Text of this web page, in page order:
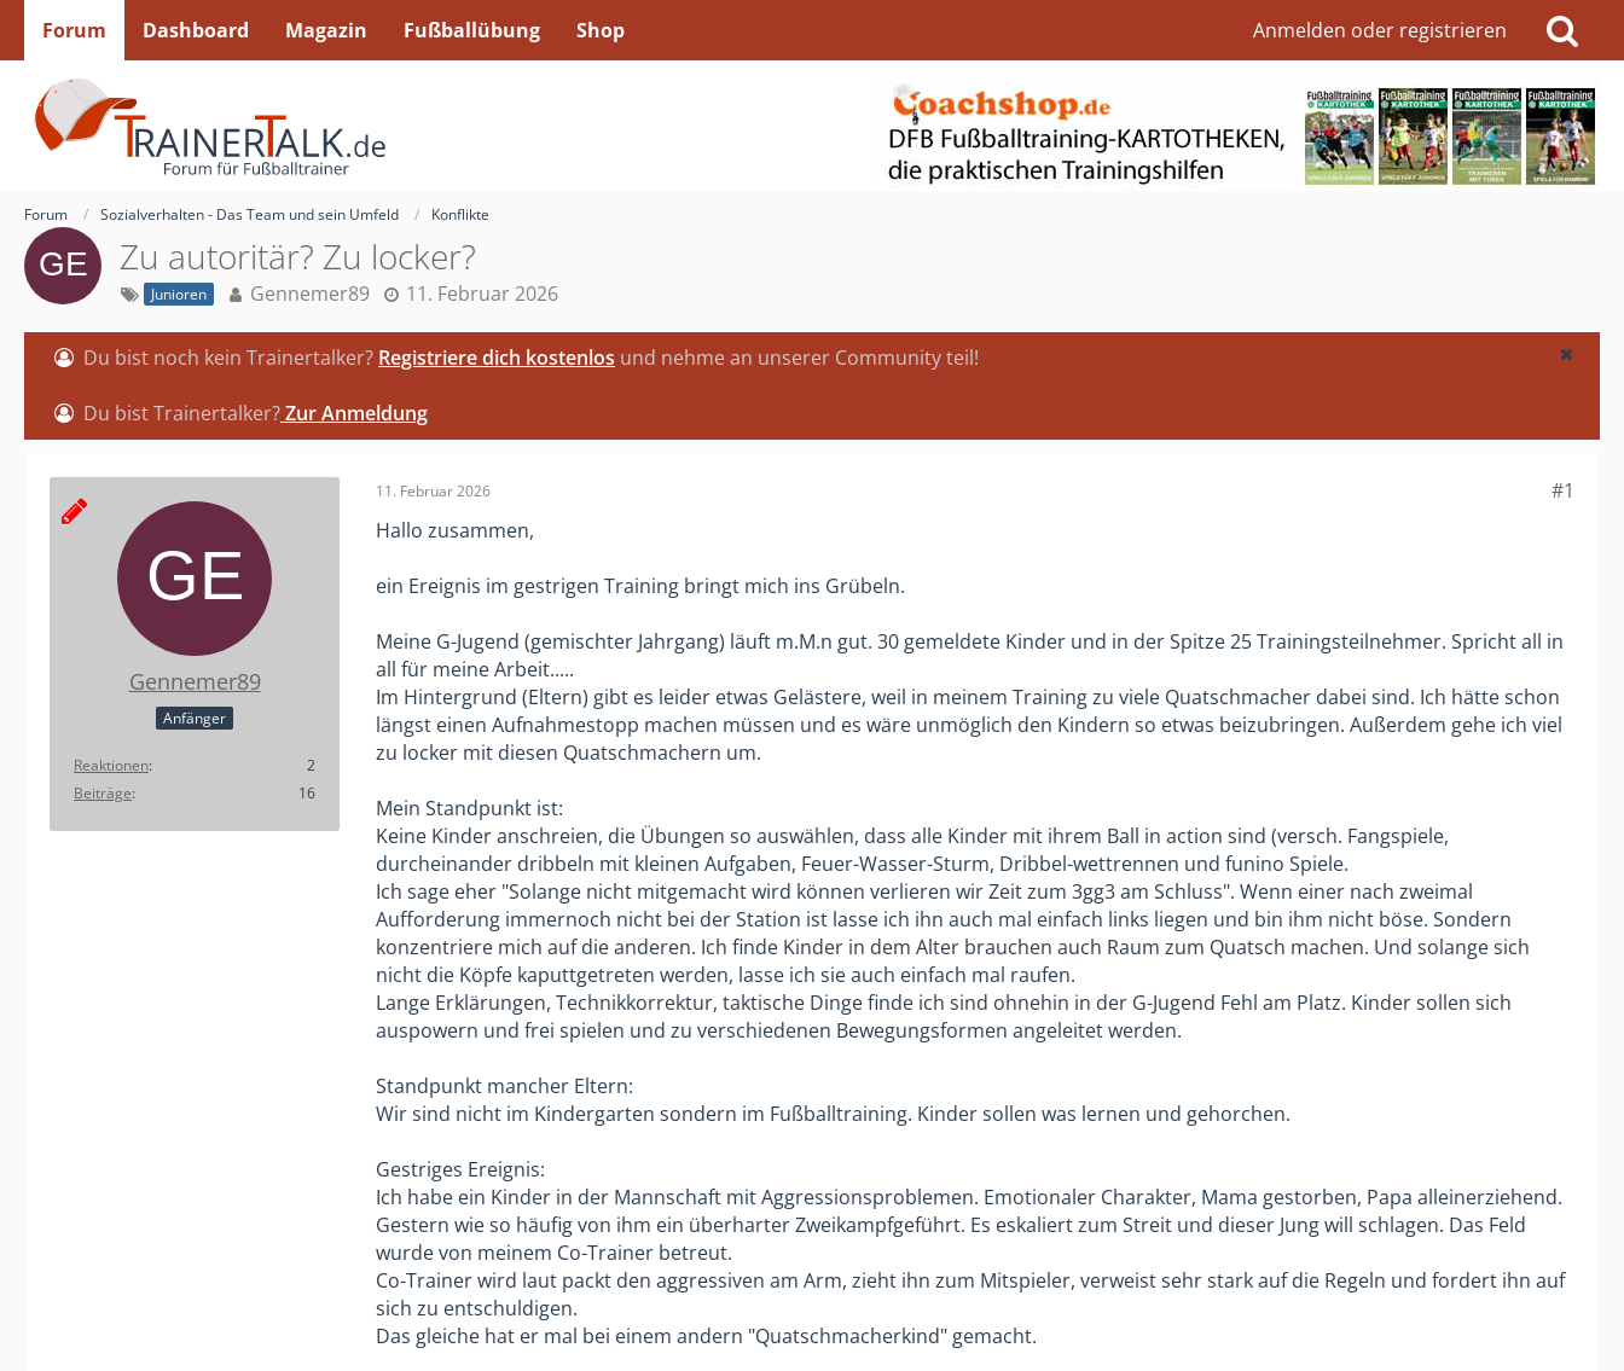
Forum Dashboard Magazin Fußballübung Shop Anmelden oder registrieren
Forum Sozialverhalten - Das Team und sein Umfeld Konflikte
Zu autoritär? Zu locker?
Junioren Gennemer89 11. Februar 2026
Du bist noch kein Trainertalker? Registriere dich kostenlos und nehme an unserer Community teil!
Du bist Trainertalker?Zur Anmeldung
Gennemer89
Anfänger
Reaktionen
2
Beiträge
16
11. Februar 2026
#1
Hallo zusammen,
ein Ereignis im gestrigen Training bringt mich ins Grübeln.
Meine G-Jugend (gemischter Jahrgang) läuft m.M.n gut. 30 gemeldete Kinder und in der Spitze 25 Trainingsteilnehmer. Spricht all in
all für meine Arbeit.....
Im Hintergrund (Eltern) gibt es leider etwas Gelästere, weil in meinem Training zu viele Quatschmacher dabei sind. Ich hätte schon
längst einen Aufnahmestopp machen müssen und es wäre unmöglich den Kindern so etwas beizubringen. Außerdem gehe ich viel
zu locker mit diesen Quatschmachern um.
Mein Standpunkt ist:
Keine Kinder anschreien, die Übungen so auswählen, dass alle Kinder mit ihrem Ball in action sind (versch. Fangspiele,
durcheinander dribbeln mit kleinen Aufgaben, Feuer-Wasser-Sturm, Dribbel-wettrennen und funino Spiele.
Ich sage eher "Solange nicht mitgemacht wird können verlieren wir Zeit zum 3gg3 am Schluss". Wenn einer nach zweimal
Aufforderung immernoch nicht bei der Station ist lasse ich ihn auch mal einfach links liegen und bin ihm nicht böse. Sondern
konzentriere mich auf die anderen. Ich finde Kinder in dem Alter brauchen auch Raum zum Quatsch machen. Und solange sich
nicht die Köpfe kaputtgetreten werden, lasse ich sie auch einfach mal raufen.
Lange Erklärungen, Technikkorrektur, taktische Dinge finde ich sind ohnehin in der G-Jugend Fehl am Platz. Kinder sollen sich
auspowern und frei spielen und zu verschiedenen Bewegungsformen angeleitet werden.
Standpunkt mancher Eltern:
Wir sind nicht im Kindergarten sondern im Fußballtraining. Kinder sollen was lernen und gehorchen.
Gestriges Ereignis:
Ich habe ein Kinder in der Mannschaft mit Aggressionsproblemen. Emotionaler Charakter, Mama gestorben, Papa alleinerziehend.
Gestern wie so häufig von ihm ein überharter Zweikampfgeführt. Es eskaliert zum Streit und dieser Jung will schlagen. Das Feld
wurde von meinem Co-Trainer betreut.
Co-Trainer wird laut packt den aggressiven am Arm, zieht ihn zum Mitspieler, verweist sehr stark auf die Regeln und fordert ihn auf
sich zu entschuldigen.
Das gleiche hat er mal bei einem andern "Quatschmacherkind" gemacht.